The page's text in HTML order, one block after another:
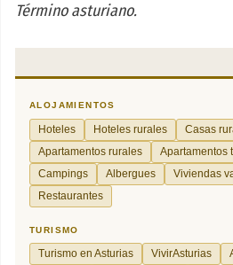
Término asturiano.